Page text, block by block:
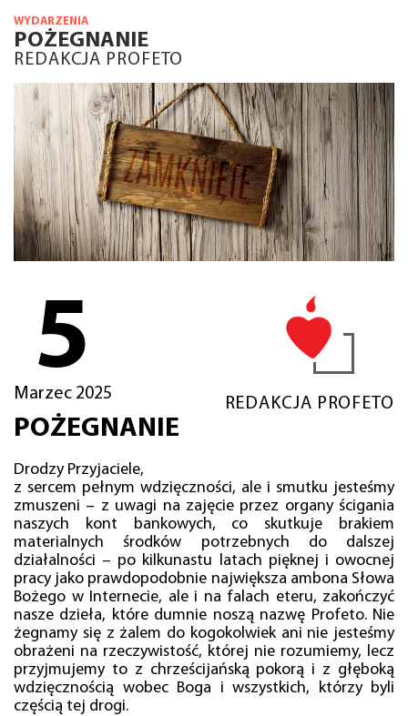
WYDARZENIA
POŻEGNANIE
REDAKCJA PROFETO
5
Marzec 2025
REDAKCJA PROFETO
POŻEGNANIE
Drodzy Przyjaciele,
z sercem pełnym wdzięczności, ale i smutku jesteśmy
zmuszeni – z uwagi na zajęcie przez organy ścigania
naszych kont bankowych, co skutkuje brakiem
materialnych środków potrzebnych do dalszej
działalności – po kilkunastu latach pięknej i owocnej
pracy jako prawdopodobnie największa ambona Słowa
Bożego w Internecie, ale i na falach eteru, zakończyć
nasze dzieła, które dumnie noszą nazwę Profeto. Nie
żegnamy się z żalem do kogokolwiek ani nie jesteśmy
obrażeni na rzeczywistość, której nie rozumiemy, lecz
przyjmujemy to z chrześcijańską pokorą i z głęboką
wdzięcznością wobec Boga i wszystkich, którzy byli
częścią tej drogi.